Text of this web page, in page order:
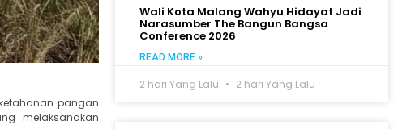
pangan
melaksanakan
Wali Kota Malang Wahyu Hidayat Jadi
Narasumber The Bangun Bangsa
Conference 2026
READ MORE »
2 hari Yang Lalu 2 hari Yang Lalu